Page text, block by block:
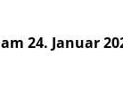
am 24. Januar